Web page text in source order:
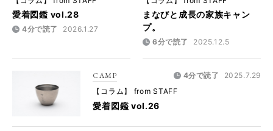
愛着図鑑 vol.28
4分で読了 2026.1.27
まなびと成長の家族キャン
プ。
6分で読了 2025.12.5
CAMP 4分で読了
2025.7.29
【コラム】 from STAFF
愛着図鑑 vol.26